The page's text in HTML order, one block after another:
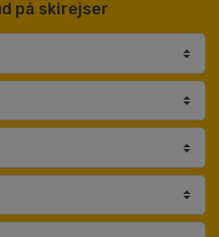
på skirejser